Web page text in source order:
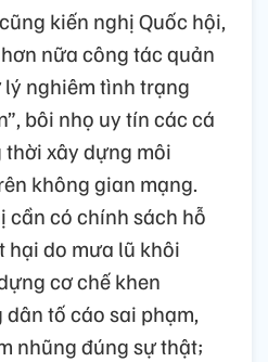
kiến nghị Quốc hội,
nữa công tác quản
nghiêm tình trạng
bôi nhọ uy tín các cá
xây dựng môi
không gian mạng.
cần có chính sách hỗ
hại do mưa lũ khôi
cơ chế khen
tố cáo sai phạm,
nhũng đúng sự thật;